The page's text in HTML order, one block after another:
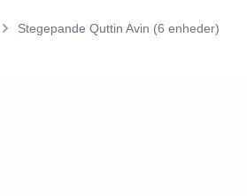
Stegepande Quttin Avin (6 enheder)